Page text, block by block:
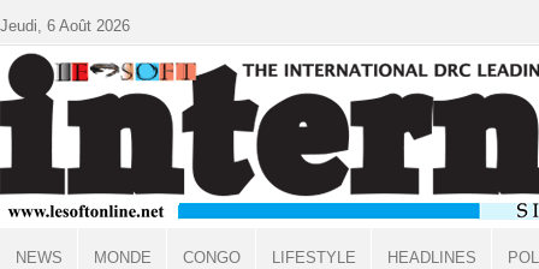
Jeudi, 6 Août 2026
NEWS MONDE CONGO LIFESTYLE HEADLINES